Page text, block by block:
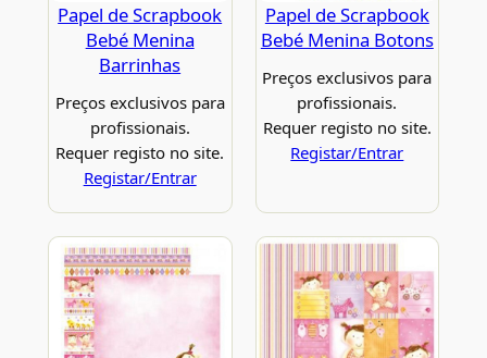
Papel de Scrapbook
Bebé Menina
Barrinhas
Preços exclusivos para
profissionais.
Requer registo no site.
Registar/Entrar
Papel de Scrapbook
Bebé Menina Botons
Preços exclusivos para
profissionais.
Requer registo no site.
Registar/Entrar